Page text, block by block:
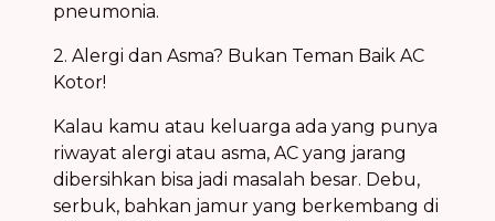
pneumonia.
2. Alergi dan Asma? Bukan Teman Baik AC
Kotor!
Kalau kamu atau keluarga ada yang punya
riwayat alergi atau asma, AC yang jarang
dibersihkan bisa jadi masalah besar. Debu,
serbuk, bahkan jamur yang berkembang di